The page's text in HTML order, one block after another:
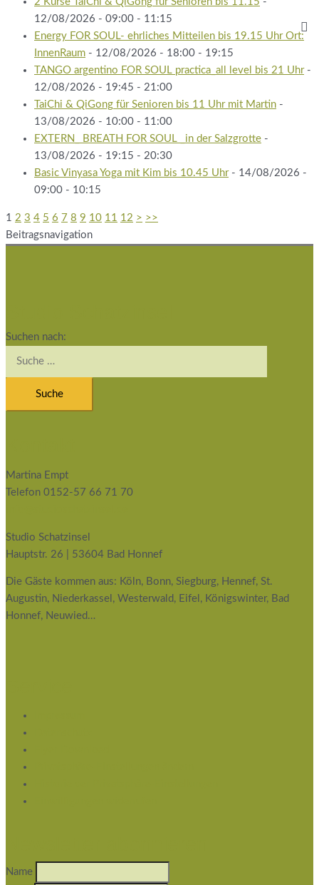
12/08/2026 - 09:00 - 11:15
Energy FOR SOUL- ehrliches Mitteilen bis 19.15 Uhr Ort:
InnenRaum - 12/08/2026 - 18:00 - 19:15
TANGO argentino FOR SOUL practica_all level bis 21 Uhr-
12/08/2026 - 19:45 - 21:00
TaiChi & QiGong für Senioren bis 11 Uhr mit Martin -
13/08/2026 - 10:00 - 11:00
EXTERN_ BREATH FOR SOUL _in der Salzgrotte -
13/08/2026 - 19:15 - 20:30
Basic Vinyasa Yoga mit Kim bis 10.45 Uhr- 14/08/2026 -
09:00 - 10:15
1 2 3 4 5 6 7 8 9 10 11 12 > >>
Beitragsnavigation
Suchen nach:
Martina Empt
Telefon 0152-57 66 71 70
Studio Schatzinsel
Hauptstr. 26 | 53604 Bad Honnef
Die Gäste kommen aus: Köln, Bonn, Siegburg, Hennef, St.
Augustin, Niederkassel, Westerwald, Eifel, Königswinter, Bad
Honnef, Neuwied…
Name